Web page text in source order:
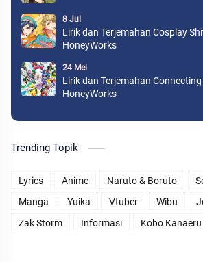
8 Jul
Lirik dan Terjemahan Cosplay
HoneyWorks
24 Mei
Lirik dan Terjemahan
HoneyWorks
Trending Topik
Lyrics Anime Naruto & Boruto
Manga
Yuika Vtuber Wibu
Zak Storm
Informasi Kobo Kanaeru